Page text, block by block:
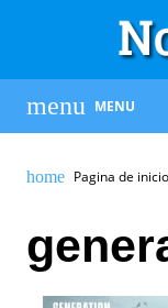
MENU
Pagina de inicio